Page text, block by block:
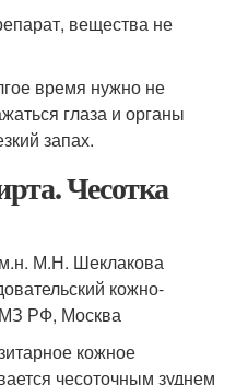
вещества не
время нужно не
глаза и органы
запах.
Чесотка
М.Н. Шеклакова
кожно-
МЗ РФ, Москва
кожное
чесоточным зуднем